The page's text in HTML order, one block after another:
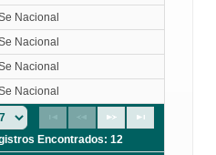
Nacional
Nacional
Nacional
Nacional
Encontrados: 12